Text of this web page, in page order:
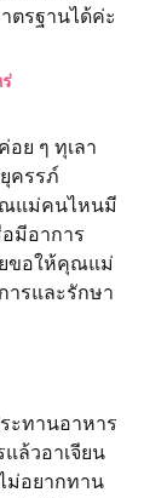
ตรฐานได้ค่ะ
ย ๆ ทุเลา
ครรภ์
แม่คนไหนมี
มีอาการ
ขอให้คุณแม่
ารและรักษา
ะทานอาหาร
ล้วอาเจียน
ม่อยากทาน